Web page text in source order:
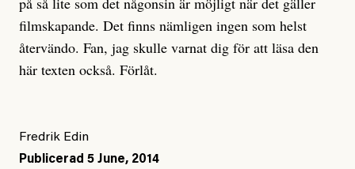
filmskapande. Det finns nämligen ingen som helst
återvändo. Fan, jag skulle varnat dig för att läsa den
här texten också. Förlåt.
Fredrik Edin
Publicerad 5 June, 2014